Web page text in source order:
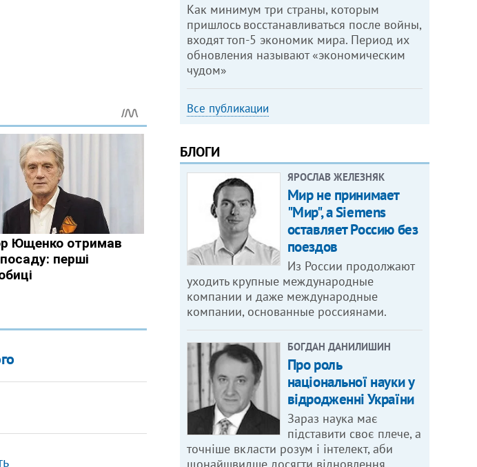
Как минимум три страны, которым
пришлось восстанавливаться после войны,
входят топ-5 экономик мира. Период их
обновления называют «экономическим
чудом»
Все публикации
БЛОГИ
ЯРОСЛАВ ЖЕЛЕЗНЯК
Мир не принимает
"Мир", а Siemens
оставляет Россию без
поездов
Из России продолжают
уходить крупные международные
компании и даже международные
компании, основанные россиянами.
БОГДАН ДАНИЛИШИН
Про роль
національної науки у
відродженні України
Зараз наука має
підставити своє плече, а
точніше вкласти розум і інтелект, аби
щонайшвидше досягти відновлення